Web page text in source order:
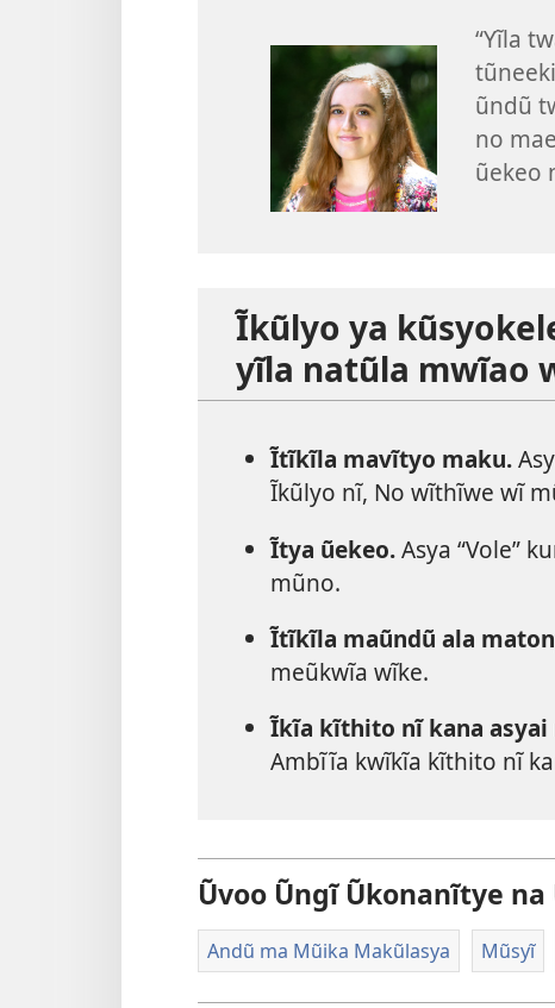
“Yĩla
ũndũ
no
ũekeo
Ĩkũlyo ya
yĩla natũla mwĩao
Ĩtĩkĩla mavĩtyo maku.
Ĩkũlyo nĩ, No wĩthĩwe wĩ
Ĩtya ũekeo.Asya “Vole”
mũno.
Ĩtĩkĩla maũndũ ala
meũkwĩa wĩke.
Ĩkĩa kĩthito nĩ kana
Ambĩĩa kwĩkĩa kĩthito nĩ
Ũvoo Ũngĩ Ũkonanĩtye na
Andũ ma Mũika Makũlasya Mũsyĩ